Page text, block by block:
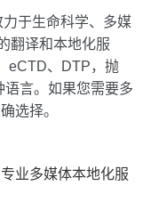
于生命科学、多媒
翻译和本地化服
eCTD、DTP，抛
言。如果您需要多
选择。
业多媒体本地化服